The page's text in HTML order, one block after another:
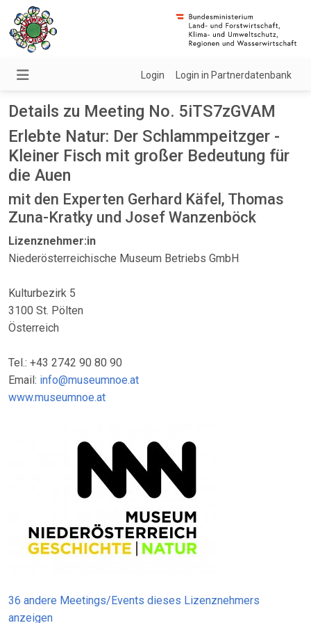
Login Login in Partnerdatenbank
Details zu Meeting No. 5iTS7zGVAM
Erlebte Natur: Der Schlammpeitzger -
Kleiner Fisch mit großer Bedeutung für
die Auen
mit den Experten Gerhard Käfel, Thomas
Zuna-Kratky und Josef Wanzenböck
Lizenznehmer:in
Niederösterreichische Museum Betriebs GmbH
Kulturbezirk 5
3100 St. Pölten
Österreich
Tel.: +43 2742 90 80 90
Email: info@museumnoe.at
www.museumnoe.at
36 andere Meetings/Events dieses Lizenznehmers
anzeigen